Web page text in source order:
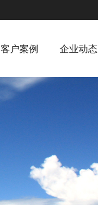
客户案例 企业动态